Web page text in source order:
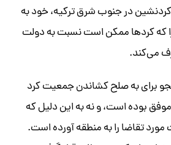
در جنوب شرق ترکیه، خود به
که کردها ممکن است نسبت به دولت
می‌کند.
برای به صلح کشاندن جمعیت کرد
موفق بوده است، و نه به این دلیل که
تقاضا را به منطقه آورده است.